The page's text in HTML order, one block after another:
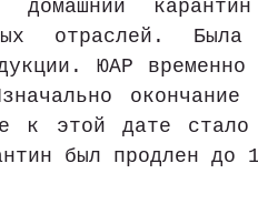
домашний
отраслей. Была
ЮАР временно
окончание
к этой дате стало
был продлен до